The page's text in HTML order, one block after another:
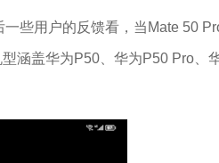
用户的反馈看，当Mate 50
涵盖华为P50、华为P50 Pro